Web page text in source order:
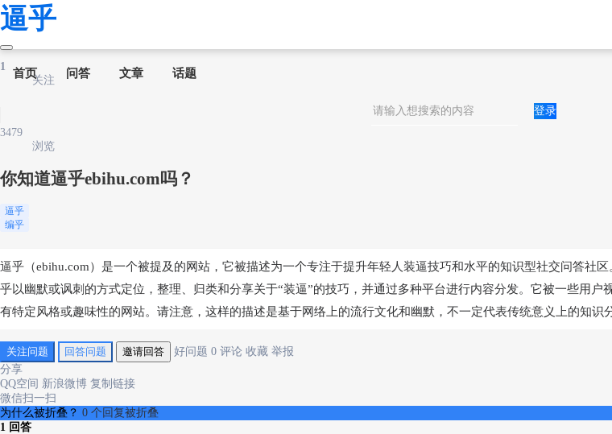
逼乎
首页 问答 文章 话题
登录
1
关注
3479
浏览
你知道逼乎ebihu.com吗？
逼乎
编乎
逼乎（ebihu.com）是一个被提及的网站，它被描述为一个专注于提升年轻人装逼技巧和水平的知识型社交问答社区
乎以幽默或讽刺的方式定位，整理、归类和分享关于“装逼”的技巧，并通过多种平台进行内容分发。它被一些用户
有特定风格或趣味性的网站。请注意，这样的描述是基于网络上的流行文化和幽默，不一定代表传统意义上的知识
关注问题 回答问题 邀请回答 好问题 0 评论 收藏 举报
分享
QQ空间 新浪微博 复制链接
微信扫一扫
为什么被折叠？ 0 个回复被折叠
1 回答